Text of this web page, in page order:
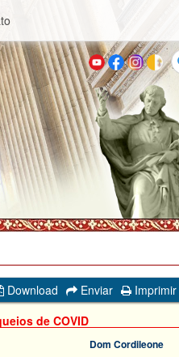
Download Enviar
Imprimir
de COVID
Dom Cordileone